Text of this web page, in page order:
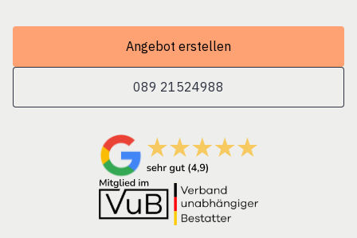
Angebot erstellen
089 21524988